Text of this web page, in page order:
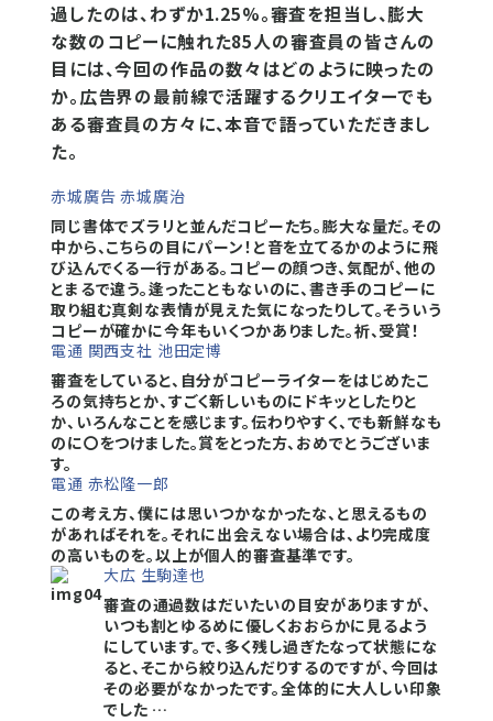
過したのは、わずか1.25%。審査を担当し、膨大
な数のコピーに触れた85人の審査員の皆さんの
目には、今回の作品の数々はどのように映ったの
か。広告界の最前線で活躍するクリエイターでも
ある審査員の方々に、本音で語っていただきまし
た。
赤城廣告 赤城廣治
同じ書体でズラリと並んだコピーたち。膨大な量だ。その
中から、こちらの目にパーン！と音を立てるかのように飛
び込んでくる一行がある。コピーの顔つき、気配が、他の
とまるで違う。逢ったこともないのに、書き手のコピーに
取り組む真剣な表情が見えた気になったりして。そういう
コピーが確かに今年もいくつかありました。祈、受賞！
電通 関西支社 池田定博
審査をしていると、自分がコピーライターをはじめたこ
ろの気持ちとか、すごく新しいものにドキッとしたりと
か、いろんなことを感じます。伝わりやすく、でも新鮮なも
のに〇をつけました。賞をとった方、おめでとうございま
す。
電通 赤松隆一郎
この考え方、僕には思いつかなかったな、と思えるもの
があればそれを。それに出会えない場合は、より完成度
の高いものを。以上が個人的審査基準です。
大広 生駒達也
審査の通過数はだいたいの目安がありますが、
いつも割とゆるめに優しくおおらかに見るよう
にしています。で、多く残し過ぎたなって状態にな
ると、そこから絞り込んだりするのですが、今回は
その必要がなかったです。全体的に大人しい印象
でした …